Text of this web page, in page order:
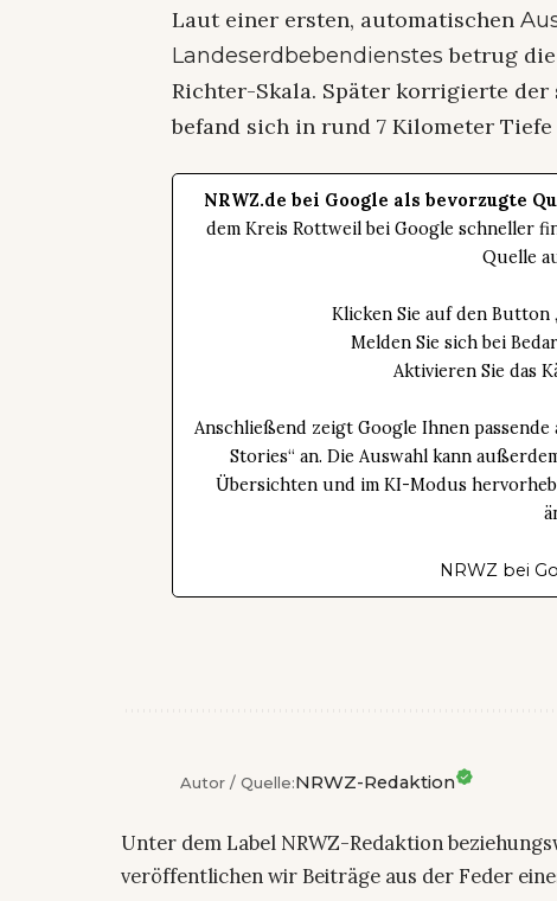
Laut einer ersten, automatischen
Landeserdbebendienstes betrug die
Richter-Skala. Später korrigierte der
befand sich in rund 7 Kilometer
NRWZ.de bei Google als bevorzugte
dem Kreis Rottweil bei Google schneller
Quelle
Klicken Sie auf den Button
Melden Sie sich bei
Aktivieren Sie das
Anschließend zeigt Google Ihnen
Stories“ an. Die Auswahl kann
Übersichten und im KI-Modus
NRWZ bei
Autor / Quelle:NRWZ-Redaktion
Unter dem Label NRWZ-Redaktion
veröffentlichen wir Beiträge aus der Feder